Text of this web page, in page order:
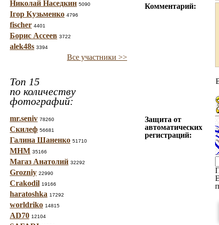
Николай Наседкин 5090
Ігор Кузьменко 4796
fischer 4401
Борис Ассеев 3722
alek48s 3394
Все участники >>
Топ 15
по количеству
фотографий:
mr.seniv 78260
Скилеф 56681
Галина Шаненко 51710
МНМ 35166
Магаз Анатолий 32292
Grozniy 22990
Crakodil 19166
haratoshka 17292
worldriko 14815
AD70 12104
Комментарий:
Защита от
автоматических
регистраций: